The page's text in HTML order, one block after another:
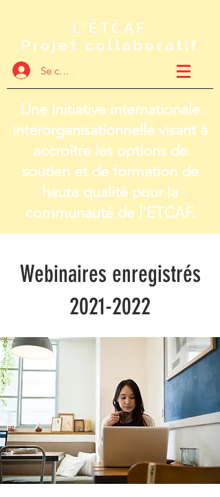
L'ETCAF
Projet collaboratif
Se connecter
Une initiative internationale
interorganisationnelle visant à
accroître les options de
soutien et de formation de
haute qualité pour la
communauté de l'ETCAF.
Webinaires enregistrés
2021-2022